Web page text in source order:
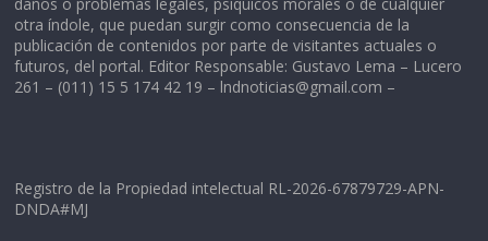
otra índole, que puedan surgir como consecuencia de la
publicación de contenidos por parte de visitantes actuales o
futuros, del portal. Editor Responsable: Gustavo Lema – Lucero
261 – (011) 15 5 174 42 19 – lndnoticias@gmail.com –
Registro de la Propiedad intelectual RL-2026-67879729-APN-
DNDA#MJ